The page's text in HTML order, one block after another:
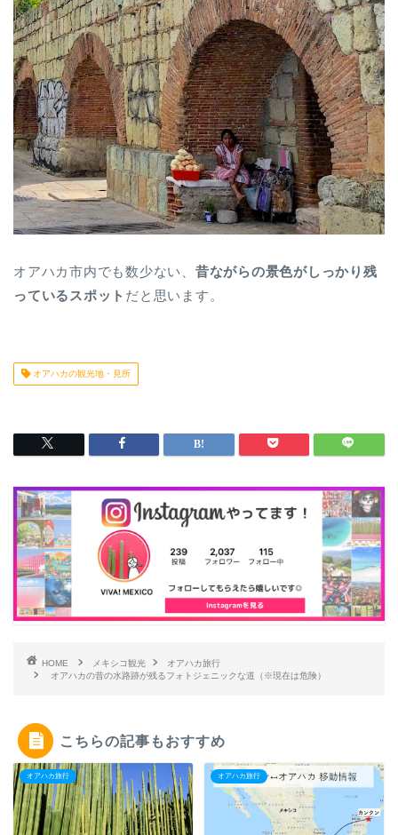
オアハカ市内でも数少ない、 昔ながらの景色がしっかり残
っているスポット だと思います。
オアハカの観光地・見所
HOME メキシコ観光
オアハカ旅行
オアハカの昔の水路跡が残るフォトジェニックな道（※現在は危険）
こちらの記事もおすすめ
オアハカ旅行 オアハカ旅行